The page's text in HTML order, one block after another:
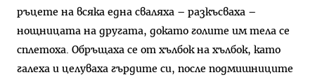
ръцете на всяка една сваляха – разкъсваха –
нощницата на другата, докато голите им тела се
сплетоха. Обръщаха се от хълбок на хълбок, като
галеха и целуваха гърдите си, после подмишниците